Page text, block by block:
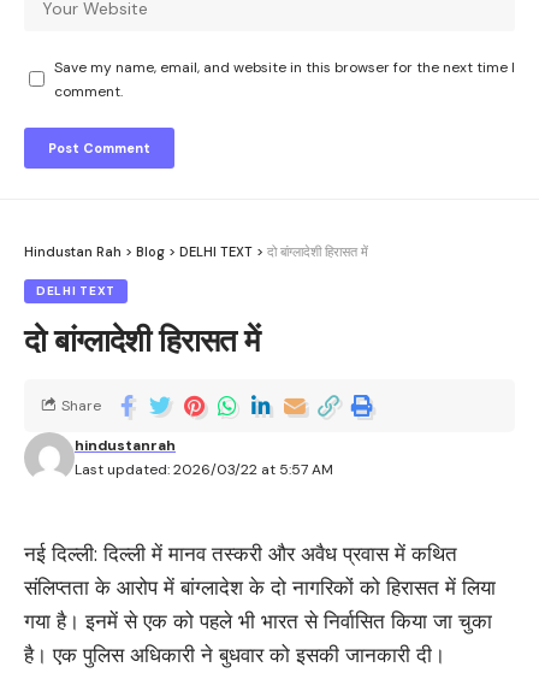
Save my name, email, and website in this browser for the next time I
comment.
Hindustan Rah > Blog > DELHI TEXT > दो बांग्लादेशी हिरासत में
DELHI TEXT
दो बांग्लादेशी हिरासत में
Last updated: 2026/03/22 at 5:57 AM
hindustanrah
Share
नई दिल्ली: दिल्ली में मानव तस्करी और अवैध प्रवास में कथित
संलिप्तता के आरोप में बांग्लादेश के दो नागरिकों को हिरासत में लिया
गया है। इनमें से एक को पहले भी भारत से निर्वासित किया जा चुका
है। एक पुलिस अधिकारी ने बुधवार को इसकी जानकारी दी।